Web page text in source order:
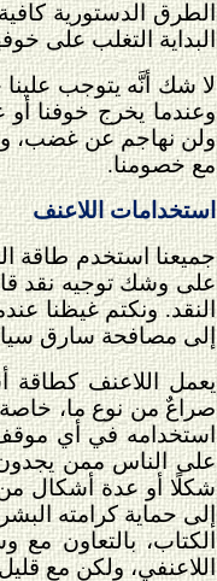
البداية التغلب على
لا شك أنَّه يتوجب
وعندما يخرج خوفنا
ولن نهاجم عن غضب،
مع خصومنا.
استخدامات اللاعنف
جميعنا استخدم طاقة
على وشك توجيه نقد
النقد. ونكتم غيظنا
إلى مصافحة سارق
يعمل اللاعنف كطاقة
صراعٌ من نوع ما،
استخدامه في أي موقف
على الناس ممن يجدون
شكلًا أو عدة أشكال
إلى حماية كرامته
الكتاب، بالتعاون
اللاعنفي، ولكن مع